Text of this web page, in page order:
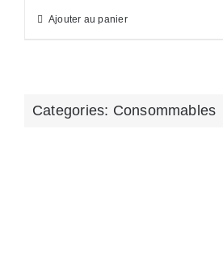
Ajouter au panier
Categories: Consommables